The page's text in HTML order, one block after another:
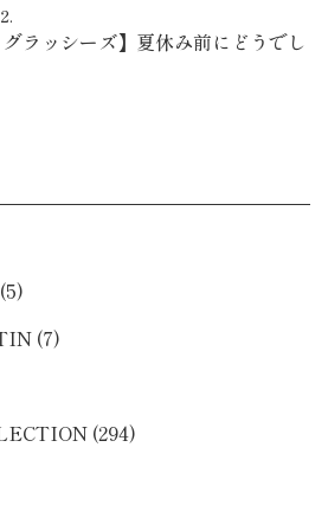
グラッシーズ】夏休み前にどうでし
(5)
(7)
(294)